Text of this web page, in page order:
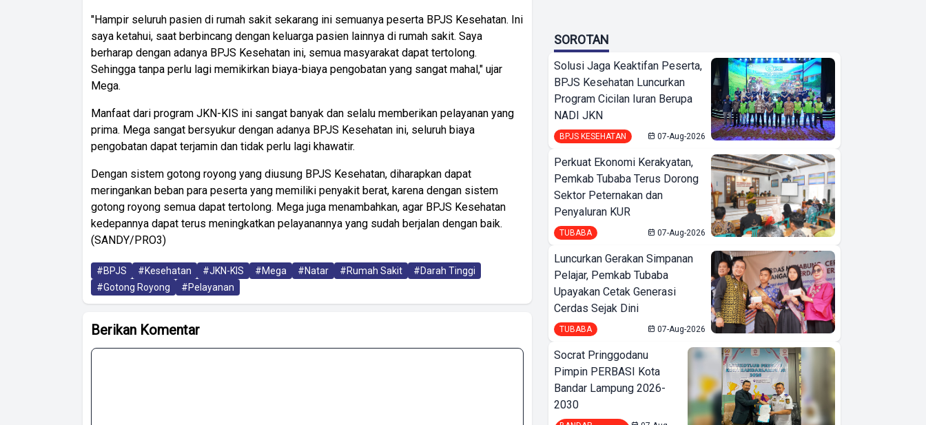
"Hampir seluruh pasien di rumah sakit sekarang ini semuanya peserta BPJS Kesehatan. Ini
saya ketahui, saat berbincang dengan keluarga pasien lainnya di rumah sakit. Saya
berharap dengan adanya BPJS Kesehatan ini, semua masyarakat dapat tertolong.
Sehingga tanpa perlu lagi memikirkan biaya-biaya pengobatan yang sangat mahal," ujar
Mega.
Manfaat dari program JKN-KIS ini sangat banyak dan selalu memberikan pelayanan yang
prima. Mega sangat bersyukur dengan adanya BPJS Kesehatan ini, seluruh biaya
pengobatan dapat terjamin dan tidak perlu lagi khawatir.
Dengan sistem gotong royong yang diusung BPJS Kesehatan, diharapkan dapat
meringankan beban para peserta yang memiliki penyakit berat, karena dengan sistem
gotong royong semua dapat tertolong. Mega juga menambahkan, agar BPJS Kesehatan
kedepannya dapat terus meningkatkan pelayanannya yang sudah berjalan dengan baik.
(SANDY/PRO3)
#BPJS #Kesehatan #JKN-KIS #Mega #Natar #Rumah Sakit
#Darah Tinggi
#Gotong Royong
#Pelayanan
Berikan Komentar
SOROTAN
Solusi Jaga Keaktifan Peserta,
BPJS Kesehatan Luncurkan
Program Cicilan Iuran Berupa
NADI JKN
BPJS KESEHATAN 07-Aug-2026
Perkuat Ekonomi Kerakyatan,
Pemkab Tubaba Terus Dorong
Sektor Peternakan dan
Penyaluran KUR
TUBABA 07-Aug-2026
Luncurkan Gerakan Simpanan
Pelajar, Pemkab Tubaba
Upayakan Cetak Generasi
Cerdas Sejak Dini
TUBABA 07-Aug-2026
Socrat Pringgodanu
Pimpin PERBASI Kota
Bandar Lampung 2026-
2030